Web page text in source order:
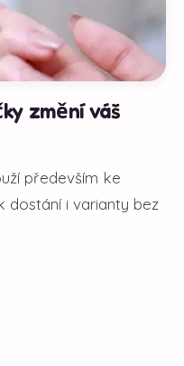
změní váš
především ke
dostání i varianty bez